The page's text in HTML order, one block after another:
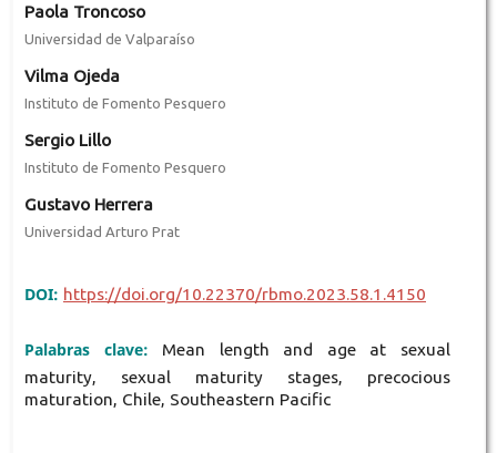
Paola Troncoso
Universidad de Valparaíso
Vilma Ojeda
Instituto de Fomento Pesquero
Sergio Lillo
Instituto de Fomento Pesquero
Gustavo Herrera
Universidad Arturo Prat
DOI: https://doi.org/10.22370/rbmo.2023.58.1.4150
Palabras clave:
Mean length and age at sexual
maturity, sexual maturity stages, precocious
maturation, Chile, Southeastern Pacific